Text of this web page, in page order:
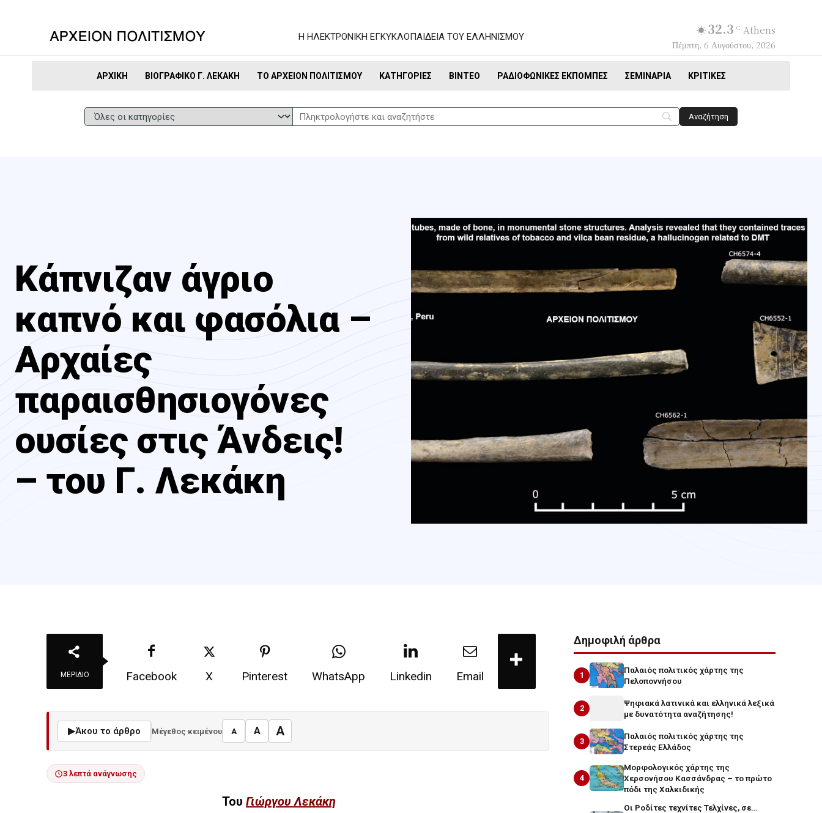
Η ΗΛΕΚΤΡΟΝΙΚΗ ΕΓΚΥΚΛΟΠΑΙΔΕΙΑ ΤΟΥ ΕΛΛΗΝΙΣΜΟΥ 32.3 C Athens
Πέμπτη, 6 Αυγούστου, 2026
ΑΡΧΙΚΉ ΒΙΟΓΡΑΦΙΚΌ Γ. ΛΕΚΆΚΗ ΤΟ ΑΡΧΕΊΟΝ ΠΟΛΙΤΙΣΜΟΎ ΚΑΤΗΓΟΡΊΕΣ ΒΊΝΤΕΟ ΡΑΔΙΟΦΩΝΙΚΈΣ ΕΚΠΟΜΠΈΣ ΣΕΜΙΝΆΡΙΑ ΚΡΙΤΙΚΈΣ
Κάπνιζαν άγριο
καπνό και φασόλια –
Αρχαίες
παραισθησιογόνες
ουσίες στις Άνδεις!
– του Γ. Λεκάκη
ΜΕΡΊΔΙΟ Facebook X Pinterest WhatsApp Linkedin Email
▶Άκου το άρθρο Μέγεθος κειμένου A A A
3 λεπτά ανάγνωσης
Του Γιώργου Λεκάκη
Δημοφιλή άρθρα
1
Παλαιός πολιτικός χάρτης της
Πελοποννήσου
2
Ψηφιακά λατινικά και ελληνικά λεξικά
με δυνατότητα αναζήτησης!
3
Παλαιός πολιτικός χάρτης της
Στερεάς Ελλάδος
4
Μορφολογικός χάρτης της
Χερσονήσου Κασσάνδρας – το πρώτο
πόδι της Χαλκιδικής
Οι Ροδίτες τεχνίτες Τελχίνες, σε…